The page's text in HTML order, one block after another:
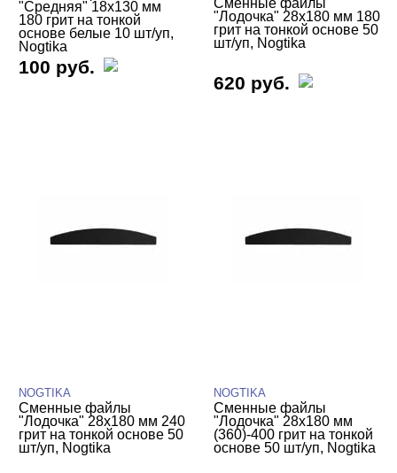
"Средняя" 18х130 мм
180 грит на тонкой
основе белые 10 шт/уп,
Nogtika
100 руб.
Сменные файлы
"Лодочка" 28х180 мм 180
грит на тонкой основе 50
шт/уп, Nogtika
620 руб.
NOGTIKA
Сменные файлы
"Лодочка" 28х180 мм 240
грит на тонкой основе 50
шт/уп, Nogtika
NOGTIKA
Сменные файлы
"Лодочка" 28х180 мм
(360)-400 грит на тонкой
основе 50 шт/уп, Nogtika